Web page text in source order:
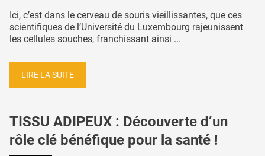
Ici, c’est dans le cerveau de souris vieillissantes, que ces
scientifiques de l’Université du Luxembourg rajeunissent
les cellules souches, franchissant ainsi ...
LIRE LA SUITE
TISSU ADIPEUX : Découverte d’un
rôle clé bénéfique pour la santé !